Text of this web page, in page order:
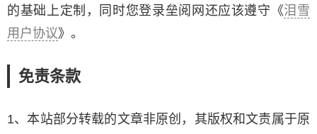
的基础上定制，同时您登录垒阅网还应该遵守《泪雪
用户协议》。
免责条款
1、本站部分转载的文章非原创，其版权和文责属于原